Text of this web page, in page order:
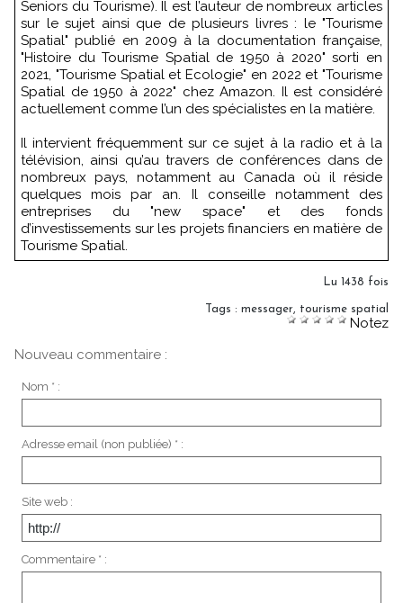
Seniors du Tourisme). Il est l’auteur de nombreux articles
sur le sujet ainsi que de plusieurs livres : le "Tourisme
Spatial" publié en 2009 à la documentation française,
"Histoire du Tourisme Spatial de 1950 à 2020" sorti en
2021, "Tourisme Spatial et Ecologie" en 2022 et "Tourisme
Spatial de 1950 à 2022" chez Amazon. Il est considéré
actuellement comme l’un des spécialistes en la matière.
Il intervient fréquemment sur ce sujet à la radio et à la
télévision, ainsi qu’au travers de conférences dans de
nombreux pays, notamment au Canada où il réside
quelques mois par an. Il conseille notamment des
entreprises du "new space" et des fonds
d’investissements sur les projets financiers en matière de
Tourisme Spatial.
Lu 1438 fois
Tags : messager, tourisme spatial
Notez
Nouveau commentaire :
Nom * :
Adresse email (non publiée) * :
Site web :
Commentaire * :